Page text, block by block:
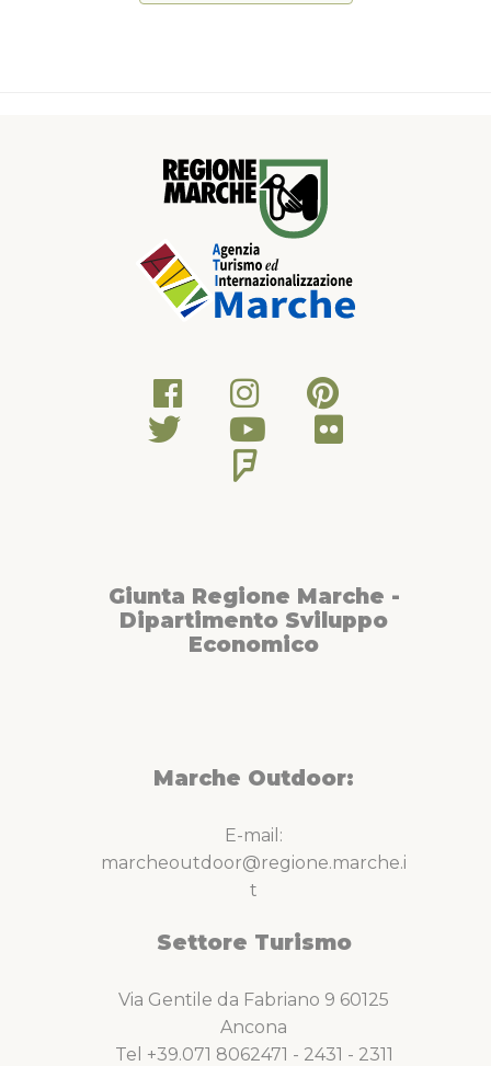
Giunta Regione Marche -
Dipartimento Sviluppo
Economico
Marche Outdoor:
E-mail:
marcheoutdoor@regione.marche.i
t
Settore Turismo
Via Gentile da Fabriano 9 60125
Ancona
Tel +39.071 8062471 - 2431 - 2311